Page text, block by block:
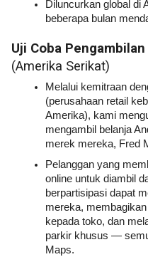
Diluncurkan global di
beberapa bulan
(Amerika Serikat)
Melalui kemitraan
(perusahaan retail
Amerika), kami
mengambil belanja
merek mereka, Fred
Pelanggan yang
online untuk diambil
berpartisipasi dapat
mereka,
kepada toko, dan
parkir khusus —
Maps.